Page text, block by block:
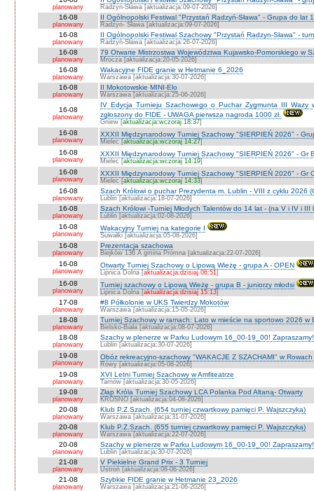
planowany Radzyn-Sława [aktualizacja:09-07-2026]
16-08
planowany
II Ogólnopolski Festiwal "Przystań Radzyń-Sława" - Grupa do lat
Radzyn- Sława [aktualizacja:09-07-2026]
16-08
planowany
II Ogólnopolski Festiwal Szachowy "Przystań Radzyn-Sława" -
Radzyń-Sława [aktualizacja:26-07-2026]
16-08
planowany
79 Otwarte Mistrzostwa Województwa Kujawsko-Pomorskiego w
Mrocza [aktualizacja:20-05-2026]
16-08
planowany
Wakacyjne FIDE granie w Hetmanie 6_2026
Warszawa [aktualizacja:30-07-2026]
16-08
planowany
II Mokotowskie MINI-Elo
Warszawa [aktualizacja:25-06-2026]
16-08
planowany
IV Edycja Turnieju Szachowego o Puchar Zygmunta III Wazy
zgłoszony do FIDE - UWAGA pierwsza nagroda 1000 zł.
Gniew [aktualizacja:wczoraj 18:37]
16-08
planowany
XXXII Międzynarodowy Turniej Szachowy "SIERPIEŃ 2026" -
Mielec [aktualizacja:wczoraj 14:27]
16-08
planowany
XXXII Międzynarodowy Turniej Szachowy "SIERPIEŃ 2026" - Gr
Mielec [aktualizacja:wczoraj 14:19]
16-08
planowany
XXXII Międzynarodowy Turniej Szachowy "SIERPIEŃ 2026" - Gr
Mielec [aktualizacja:wczoraj 14:33]
16-08
planowany
Szach Królowi o puchar Prezydenta m. Lublin - VIII z cyklu 2026
Lublin [aktualizacja:18-07-2026]
16-08
planowany
Szach Królowi -Turniej Młodych Talentów do 14 lat - (na V i IV i III
Lublin [aktualizacja:02-08-2026]
16-08
planowany
Wakacyjny Turniej na kategorie I
Suwałki [aktualizacja:05-08-2026]
16-08
planowany
Prezentacja szachowa
Biejków 136 A gmina Promna [aktualizacja:22-07-2026]
16-08
planowany
Otwarty Turniej Szachowy o Lipową Wieżę - grupa A - OPEN
Lipnica Dolna [aktualizacja:dzisiaj 06:51]
16-08
planowany
Turniej szachowy o Lipową Wieżę - grupa B - juniorzy młodsi
Lipnica Dolna [aktualizacja:dzisiaj 15:13]
17-08
planowany
#8 Półkolonie w UKS Twierdzy Mokotów
Warszawa [aktualizacja:15-05-2026]
18-08
planowany
Turniej Szachowy w ramach: Lato w mieście na sportowo 2026 w
Bielsko-Biała [aktualizacja:08-07-2026]
18-08
planowany
Szachy w plenerze w Parku Ludowym 16_00-19_00! Zapraszamy!
Lublin [aktualizacja:30-07-2026]
19-08
planowany
Obóz rekreacyjno-szachowy "WAKACJE Z SZACHAMI" w Rowach
Rowy [aktualizacja:05-08-2026]
19-08
planowany
XVI Letni Turniej Szachowy w Amfiteatrze
Tarnów [aktualizacja:30-05-2026]
19-08
planowany
Złap Króla Turniej Szachowy LCA Polanka Pod Altaną- Otwarty
KROSNO [aktualizacja:04-08-2026]
20-08
planowany
Klub P.Z.Szach. (654 turniej czwartkowy pamięci P. Wajszczyka)
Warszawa [aktualizacja:31-07-2026]
20-08
planowany
Klub P.Z.Szach. (655 turniej czwartkowy pamięci P. Wajszczyka)
Warszawa [aktualizacja:22-07-2026]
20-08
planowany
Szachy w plenerze w Parku Ludowym 16_00-19_00! Zapraszamy!
Lublin [aktualizacja:30-07-2026]
21-08
planowany
V Piekielne Grand Prix - 3 Turniej
Ustroń [aktualizacja:06-06-2026]
21-08
planowany
Szybkie FIDE granie w Hetmanie 23_2026
Warszawa [aktualizacja:21-06-2026]